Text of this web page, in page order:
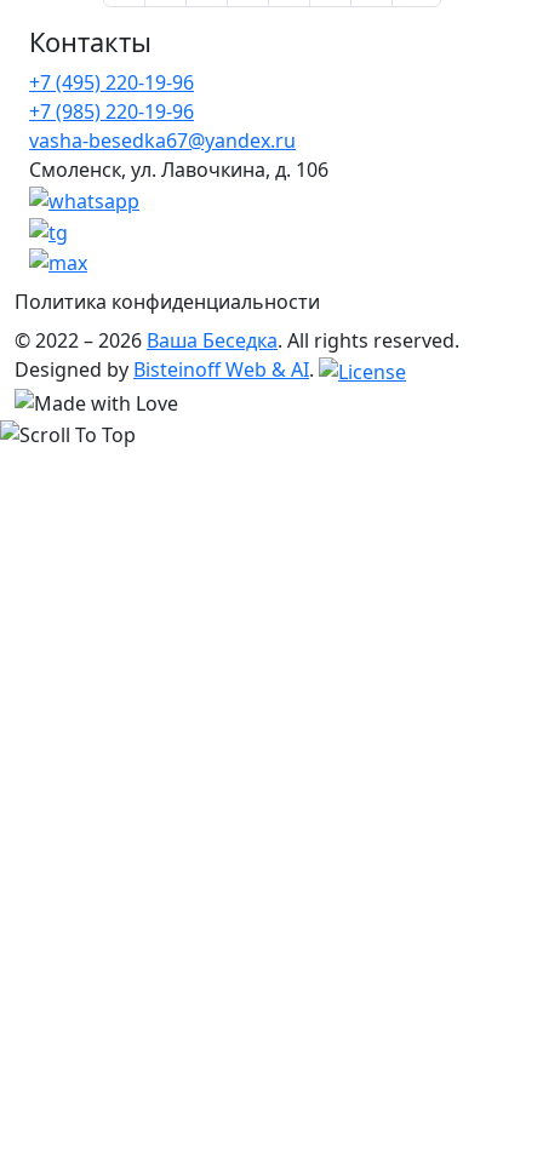
Контакты
+7 (495) 220-19-96
+7 (985) 220-19-96
vasha-besedka67@yandex.ru
Смоленск, ул. Лавочкина, д. 106
Политика конфиденциальности
© 2022 – 2026 Ваша Беседка. All rights reserved.
Designed by Bisteinoff Web & AI.